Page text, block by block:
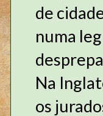
de
numa
Na
os